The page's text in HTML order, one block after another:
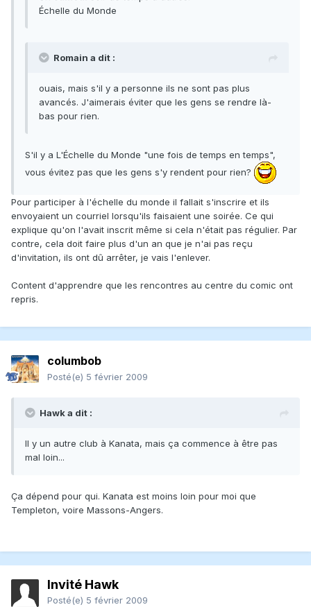
Échelle du Monde
Romain a dit :
ouais, mais s'il y a personne ils ne sont pas plus
avancés. J'aimerais éviter que les gens se rendre là-
bas pour rien.
S'il y a L'Échelle du Monde "une fois de temps en temps",
vous évitez pas que les gens s'y rendent pour rien?
Pour participer à l'échelle du monde il fallait s'inscrire et ils
envoyaient un courriel lorsqu'ils faisaient une soirée. Ce qui
explique qu'on l'avait inscrit même si cela n'était pas régulier. Par
contre, cela doit faire plus d'un an que je n'ai pas reçu
d'invitation, ils ont dû arrêter, je vais l'enlever.
Content d'apprendre que les rencontres au centre du comic ont
repris.
columbob
Posté(e) 5 février 2009
Hawk a dit :
Il y un autre club à Kanata, mais ça commence à être pas
mal loin...
Ça dépend pour qui. Kanata est moins loin pour moi que
Templeton, voire Massons-Angers.
Invité Hawk
Posté(e) 5 février 2009